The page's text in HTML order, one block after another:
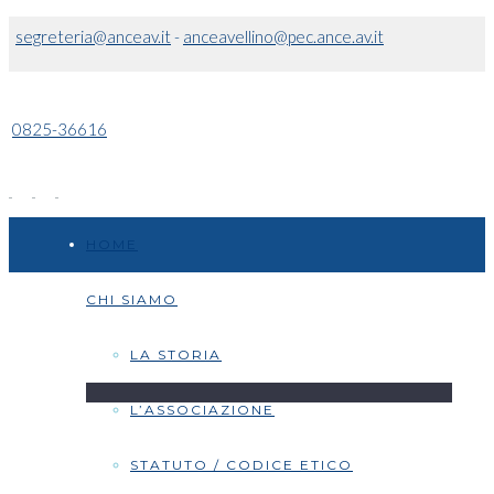
segreteria@anceav.it- anceavellino@pec.ance.av.it
0825-36616
CHI SIAMO
LA STORIA
L’ASSOCIAZIONE
STATUTO / CODICE ETICO